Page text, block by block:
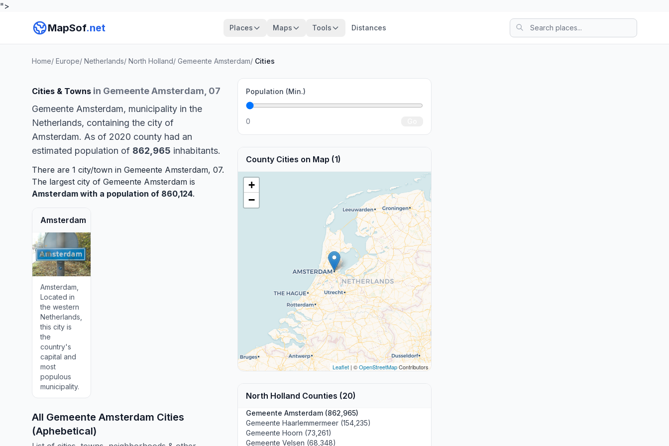
">
MapSof.net Places Maps Tools Distances
Home/ Europe/ Netherlands/ North Holland/ Gemeente Amsterdam/ Cities
Cities & Towns in Gemeente Amsterdam, 07
Gemeente Amsterdam, municipality in the
Netherlands, containing the city of
Amsterdam. As of 2020 county had an
estimated population of 862,965 inhabitants.
There are 1 city/town in Gemeente Amsterdam, 07.
The largest city of Gemeente Amsterdam is
Amsterdam with a population of 860,124.
Amsterdam
Amsterdam,
Located in
the western
Netherlands,
this city is
the
country's
capital and
most
populous
municipality.
All Gemeente Amsterdam Cities
(Aphebetical)
Population (Min.)
0
County Cities on Map (1)
+
−
Leaflet| ©OpenStreetMapContributors
North Holland Counties (20)
Gemeente Amsterdam (862,965)
Gemeente Haarlemmermeer (154,235)
Gemeente Hoorn (73,261)
Gemeente Velsen (68,348)